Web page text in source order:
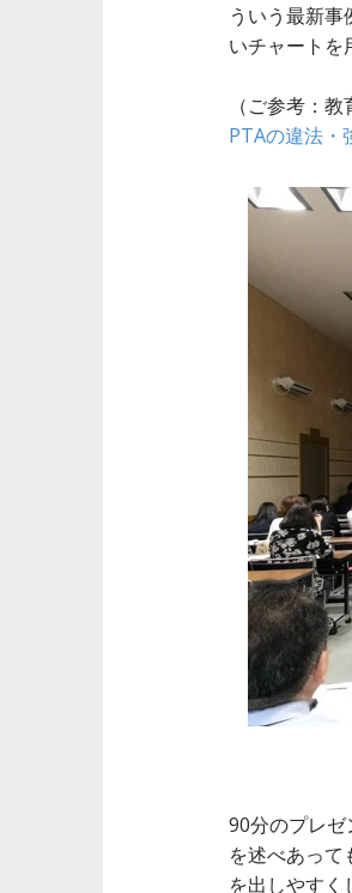
ういう最新
いチャートを
（ご参考：
PTAの違法・
90分のプレ
を述べあっ
を出しやす